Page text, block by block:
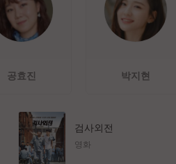
공효진 박지현
검사외전
영화